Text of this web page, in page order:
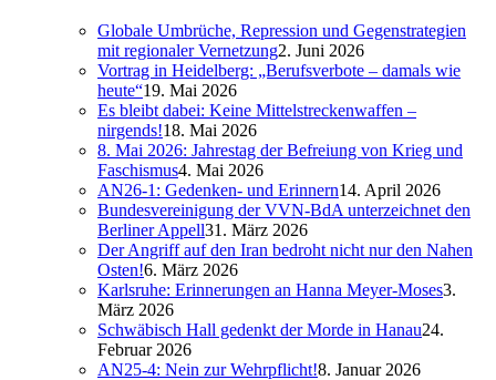
Globale Umbrüche, Repression und Gegenstrategien
mit regionaler Vernetzung2. Juni 2026
Vortrag in Heidelberg: „Berufsverbote – damals wie
heute“19. Mai 2026
Es bleibt dabei: Keine Mittelstreckenwaffen –
nirgends!18. Mai 2026
8. Mai 2026: Jahrestag der Befreiung von Krieg und
Faschismus4. Mai 2026
AN26-1: Gedenken- und Erinnern14. April 2026
Bundesvereinigung der VVN-BdA unterzeichnet den
Berliner Appell31. März 2026
Der Angriff auf den Iran bedroht nicht nur den Nahen
Osten!6. März 2026
Karlsruhe: Erinnerungen an Hanna Meyer-Moses3.
März 2026
Schwäbisch Hall gedenkt der Morde in Hanau24.
Februar 2026
AN25-4: Nein zur Wehrpflicht!8. Januar 2026